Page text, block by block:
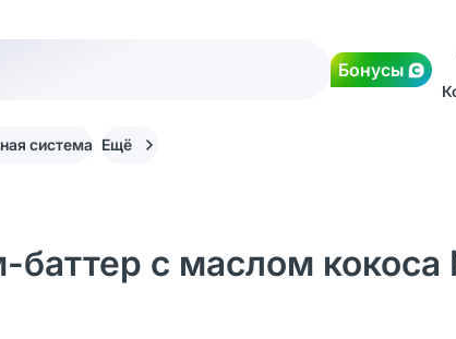
Бонусы
система Ещё
с маслом кокоса